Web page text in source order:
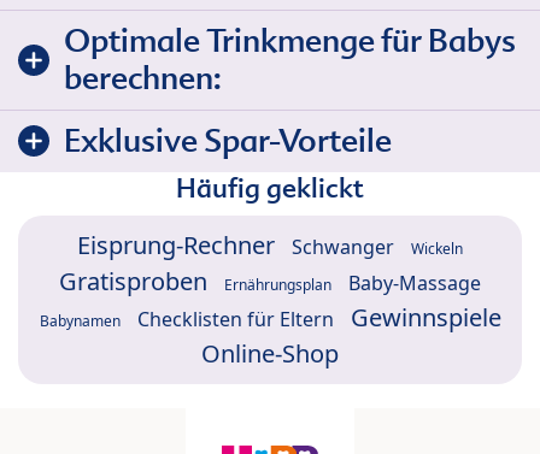
Optimale Trinkmenge für Babys
berechnen:
Exklusive Spar-Vorteile
Häufig geklickt
Eisprung-Rechner Schwanger Wickeln
Gratisproben Ernährungsplan Baby-Massage
Babynamen Checklisten für Eltern
Gewinnspiele
Online-Shop